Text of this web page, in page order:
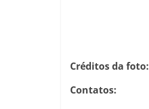
Créditos da foto:
Contatos: